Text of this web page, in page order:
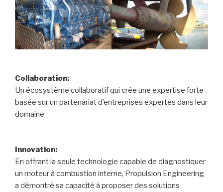
Collaboration:
Un écosystème collaboratif qui crée une expertise forte
basée sur un partenariat d’entreprises expertes dans leur
domaine
Innovation:
En offrant la seule technologie capable de diagnostiquer
un moteur à combustion interne, Propulsion Engineering
a démontré sa capacité à proposer des solutions